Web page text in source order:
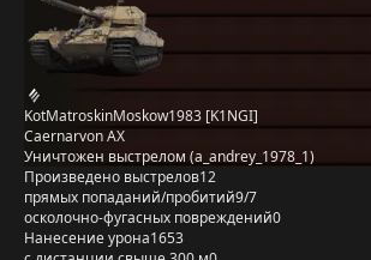
KotMatroskinMoskow1983 [K1NGI]
Caernarvon AX
Уничтожен выстрелом (a_andrey_1978_1)
Произведено выстрелов12
прямых попаданий/пробитий9/7
осколочно-фугасных повреждений0
Нанесение урона1653